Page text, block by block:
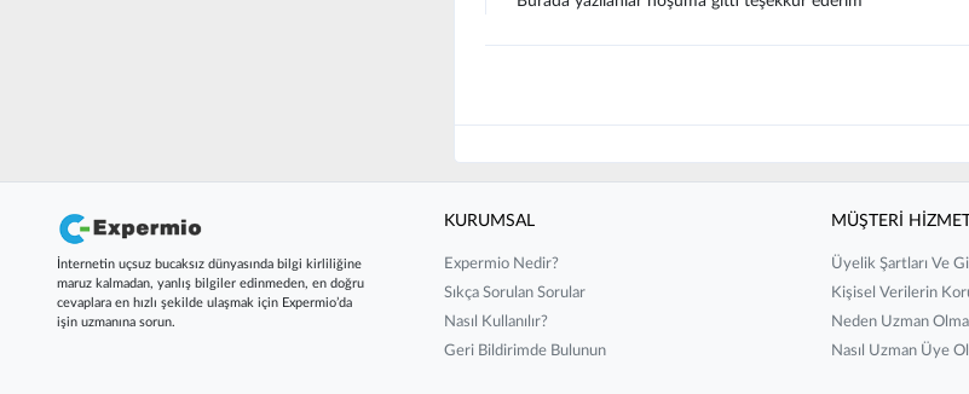
İnternetin uçsuz bucaksız dünyasında bilgi kirliliğine
maruz kalmadan, yanlış bilgiler edinmeden, en doğru
cevaplara en hızlı şekilde ulaşmak için Expermio’da
işin uzmanına sorun.
KURUMSAL
Expermio Nedir?
Sıkça Sorulan Sorular
Nasıl Kullanılır?
Geri Bildirimde Bulunun
MÜŞTERİ
Üyelik Şartları Ve
Kişisel Verilerin
Neden Uzman
Nasıl Uzman Üye